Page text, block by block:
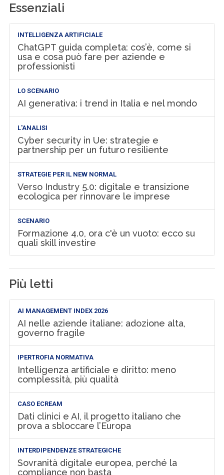
Essenziali
INTELLIGENZA ARTIFICIALE
ChatGPT guida completa: cos’è, come si
usa e cosa può fare per aziende e
professionisti
LO SCENARIO
AI generativa: i trend in Italia e nel mondo
L'ANALISI
Cyber security in Ue: strategie e
partnership per un futuro resiliente
STRATEGIE PER IL NEW NORMAL
Verso Industry 5.0: digitale e transizione
ecologica per rinnovare le imprese
SCENARIO
Formazione 4.0, ora c'è un vuoto: ecco su
quali skill investire
Più letti
AI MANAGEMENT INDEX 2026
AI nelle aziende italiane: adozione alta,
governo fragile
IPERTROFIA NORMATIVA
Intelligenza artificiale e diritto: meno
complessità, più qualità
CASO ECREAM
Dati clinici e AI, il progetto italiano che
prova a sbloccare l’Europa
INTERDIPENDENZE STRATEGICHE
Sovranità digitale europea, perché la
compliance non basta